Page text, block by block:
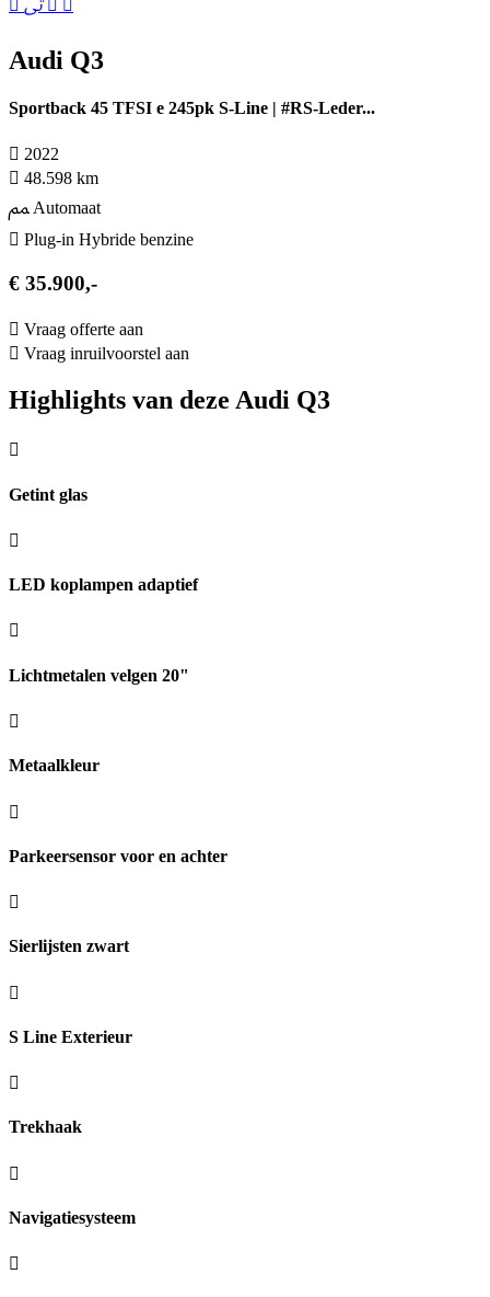
Audi Q3
Sportback 45 TFSI e 245pk S-Line | #RS-Leder...
2022
48.598 km
Automaat
Plug-in Hybride benzine
€ 35.900,-
Vraag offerte aan
Vraag inruilvoorstel aan
Highlights van deze Audi Q3
Getint glas
LED koplampen adaptief
Lichtmetalen velgen 20"
Metaalkleur
Parkeersensor voor en achter
Sierlijsten zwart
S Line Exterieur
Trekhaak
Navigatiesysteem